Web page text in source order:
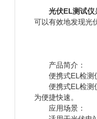
光伏EL测试仪
可以有效地发现光
产品简介：
便携式EL检测仪
便携式EL检测仪
为便捷快速。
应用场景：